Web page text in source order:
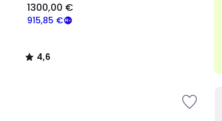
915,85 €
1300,00 €
4,6
/